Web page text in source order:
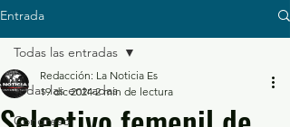
Entrada
Todas las entradas
Congreso
Todas las entradas
Redacción: La Noticia Es
19 dic 2024 2 min de lectura